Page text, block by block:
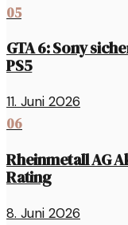
05
GTA 6: Sony
PS5
11. Juni 2026
06
Rheinmetall AG
Rating
8. Juni 2026